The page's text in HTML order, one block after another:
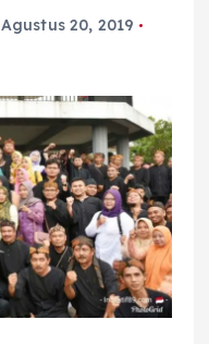
Agustus 20, 2019